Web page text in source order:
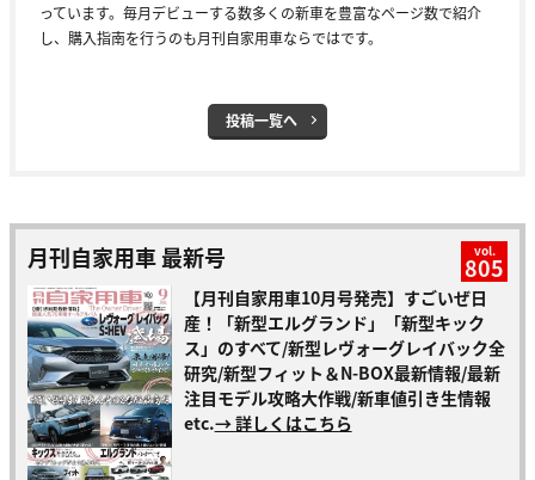
っています。毎月デビューする数多くの新車を豊富なページ数で紹介
し、購入指南を行うのも月刊自家用車ならではです。
投稿一覧へ
月刊自家用車 最新号 vol.
805
【月刊自家用車10月号発売】すごいぜ日
産！「新型エルグランド」「新型キック
ス」のすべて/新型レヴォーグレイバック全
研究/新型フィット＆N-BOX最新情報/最新
注目モデル攻略大作戦/新車値引き生情報
etc.→ 詳しくはこちら